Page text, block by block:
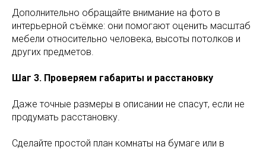
Дополнительно обращайте внимание на фото в
интерьерной съёмке: они помогают оценить масштаб
мебели относительно человека, высоты потолков и
других предметов.
Шаг 3. Проверяем габариты и расстановку
Даже точные размеры в описании не спасут, если не
продумать расстановку.
Сделайте простой план комнаты на бумаге или в